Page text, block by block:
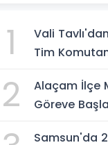
1
Vali
Tim
2
Alaçam İlçe
Göreve
Samsun'da